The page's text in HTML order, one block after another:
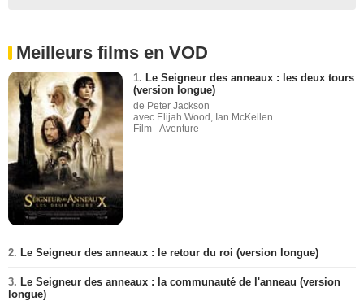
Meilleurs films en VOD
1. Le Seigneur des anneaux : les deux tours
(version longue)
de Peter Jackson
avec Elijah Wood, Ian McKellen
Film - Aventure
2. Le Seigneur des anneaux : le retour du roi (version longue)
3. Le Seigneur des anneaux : la communauté de l'anneau (version
longue)